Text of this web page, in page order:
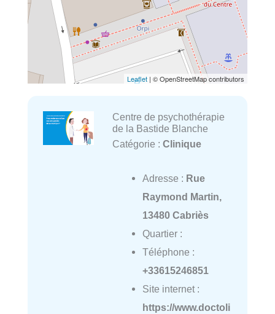
Leaflet | © OpenStreetMap contributors
Centre de psychothérapie
de la Bastide Blanche
Catégorie : Clinique
Adresse : Rue
Raymond Martin,
13480 Cabriès
Quartier :
Téléphone :
+33615246851
Site internet :
https://www.doctoli